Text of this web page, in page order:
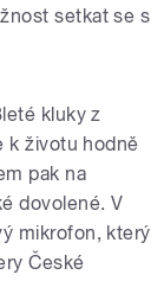
setkat se s
kluky z
k životu hodně
pak na
dovolené. V
mikrofon, který
České